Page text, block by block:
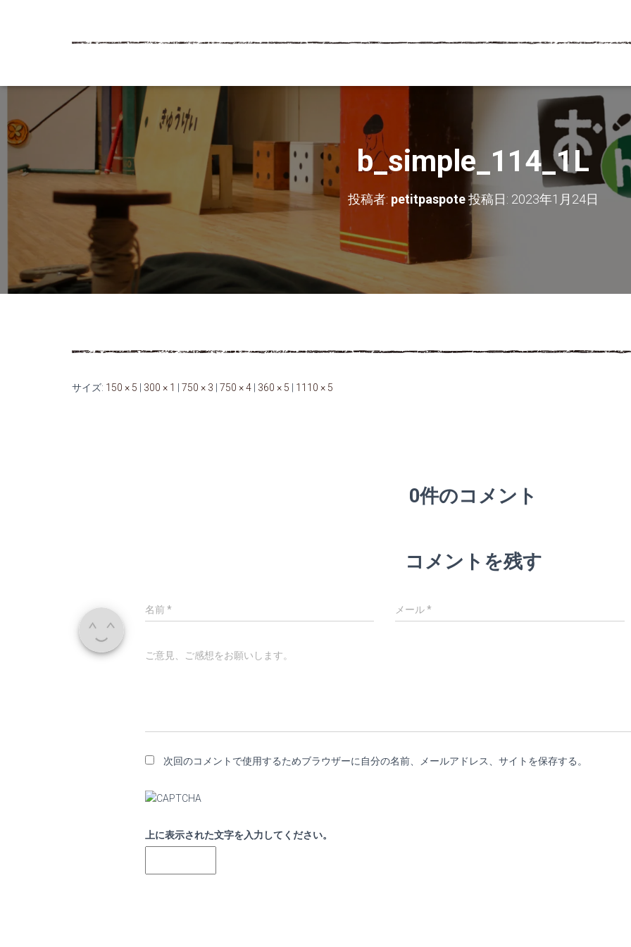
b_simple_114_1L
投稿者: petitpaspote投稿日: 2023年1月24日
サイズ: 150 × 5 300 × 1 750 × 3 750 × 4 360 × 5 1110 × 5
0件のコメント
コメントを残す
名前* メール*
ご意見、ご感想をお願いします。
次回のコメントで使用するためブラウザーに自分の名前、メールアドレス、サイトを保存する。
上に表示された文字を入力してください。